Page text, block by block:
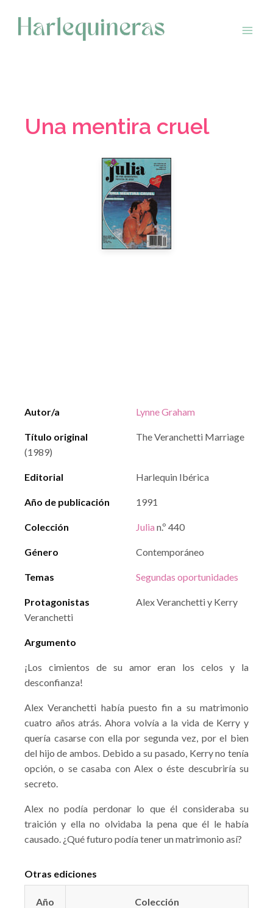
contenido
Una mentira cruel
Autor/a Lynne Graham
Título original
The Veranchetti Marriage
(1989)
Editorial Harlequin Ibérica
Año de publicación 1991
Colección Julia n.º 440
Género Contemporáneo
Temas Segundas oportunidades
Protagonistas
Alex Veranchetti y Kerry
Veranchetti
Argumento
¡Los cimientos de su amor eran los celos y la
desconfianza!
Alex Veranchetti había puesto fin a su matrimonio
cuatro años atrás. Ahora volvía a la vida de Kerry y
quería casarse con ella por segunda vez, por el bien
del hijo de ambos. Debido a su pasado, Kerry no tenía
opción, o se casaba con Alex o éste descubriría su
secreto.
Alex no podía perdonar lo que él consideraba su
traición y ella no olvidaba la pena que él le había
causado. ¿Qué futuro podía tener un matrimonio así?
Otras ediciones
Año Colección